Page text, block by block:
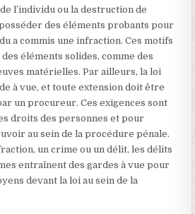
l’individu ou la destruction de
des éléments probants pour
a commis une infraction. Ces motifs
éléments solides, comme des
matérielles. Par ailleurs, la loi
à vue, et toute extension doit être
un procureur. Ces exigences sont
droits des personnes et pour
au sein de la procédure pénale.
un crime ou un délit, les délits
entraînent des gardes à vue pour
devant la loi au sein de la